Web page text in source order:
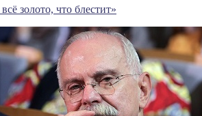
золото, что блестит»